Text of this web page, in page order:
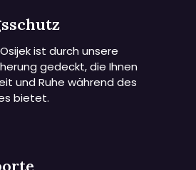
ist durch unsere
gedeckt, die Ihnen
und Ruhe während des
bietet.